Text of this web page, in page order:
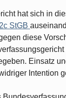
hat sich in
StGB
diese
Einsatz
Intention